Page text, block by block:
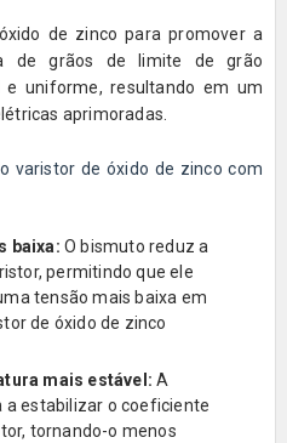
de zinco para promover a
de grãos de limite de grão
e uniforme, resultando em um
aprimoradas.
varistor de óxido de zinco com
baixa: O bismuto reduz a
permitindo que ele
tensão mais baixa em
de óxido de zinco
mais estável: A
a estabilizar o coeficiente
tornando-o menos